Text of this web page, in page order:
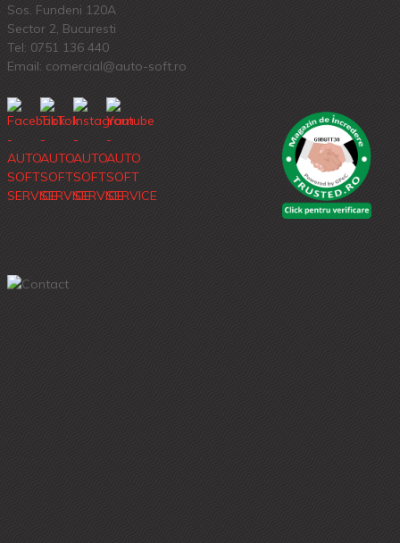
Sos. Fundeni 120A
Sector 2, Bucuresti
Tel: 0751 136 440
Email: comercial@auto-soft.ro